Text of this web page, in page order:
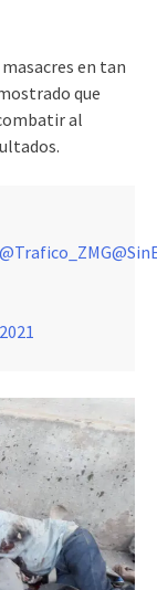
en tan
que
al
@Trafico_ZMG